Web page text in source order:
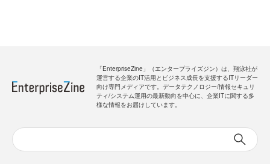
「EnterpriseZine」（エンタープライズジン）は、翔泳社が
運営する企業のIT活用とビジネス成長を支援するITリーダー
向け専門メディアです。データテクノロジー/情報セキュリ
ティ/システム運用の最新動向を中心に、企業ITに関する多
様な情報をお届けしています。